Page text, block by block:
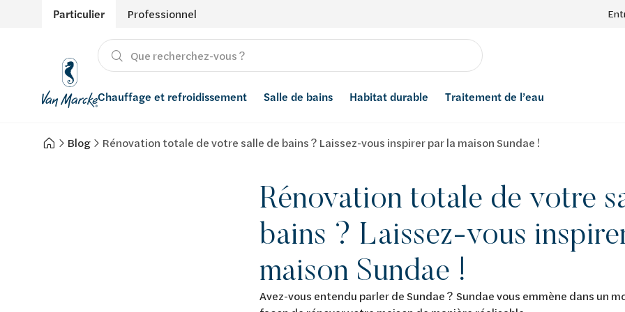
Particulier Professionnel
Chauffage et refroidissement
Chauffage
Salle de bains
Produits
Habitat durable
Énergies renouvelables
Traitement de l’eau
Adoucisseurs d’eau
Blog Rénovation totale de votre salle de bains ? Laissez-vous inspirer par la maison Sundae !
Rénovation totale de votre
bains ? Laissez-vous
maison Sundae !
Avez-vous entendu parler de Sundae ? Sundae vous emmène dans un